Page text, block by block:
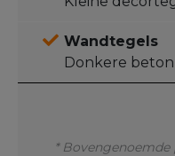
Wandtegels
Donkere
*